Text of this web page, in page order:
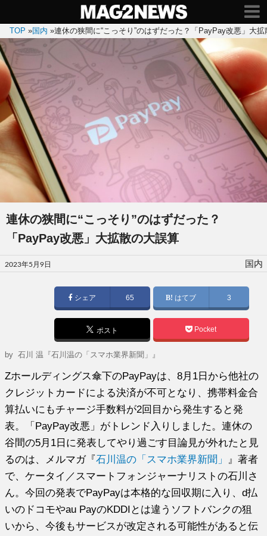
TOP »国内 »連休の狭間に“こっそり”のはずだった？「PayPay改悪」大
連休の狭間に“こっそり”のはずだった？
「PayPay改悪」大拡散の大誤算
投
稿
2023年5月9日 国内
シェア 65 はてブ 3
ポスト Pocket
by石川 温『石川温の「スマホ業界新聞」』
Zホールディングス傘下のPayPayは、8月1日から他社の
クレジットカードによる決済が不可となり、携帯料金合
算払いにもチャージ手数料が2回目から発生すると発
表。「PayPay改悪」がトレンド入りしました。連休の
谷間の5月1日に発表してやり過ごす目論見が外れたと見
るのは、メルマガ『石川温の「スマホ業界新聞」
』著者
で、ケータイ／スマートフォンジャーナリストの石川さ
ん。今回の発表でPayPayは本格的な回収期に入り、d払
いのドコモやau PayのKDDIとは違うソフトバンクの狙
いから、今後もサービスが改定される可能性があると伝